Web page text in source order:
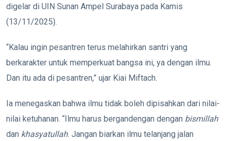
digelar di UIN Sunan Ampel Surabaya pada Kamis
(13/11/2025).
“Kalau ingin pesantren terus melahirkan santri yang
berkarakter untuk memperkuat bangsa ini, ya dengan ilmu.
Dan itu ada di pesantren,” ujar Kiai Miftach.
Ia menegaskan bahwa ilmu tidak boleh dipisahkan dari nilai-
nilai ketuhanan. “Ilmu harus bergandengan dengan bismillah
dan khasyatullah. Jangan biarkan ilmu telanjang jalan